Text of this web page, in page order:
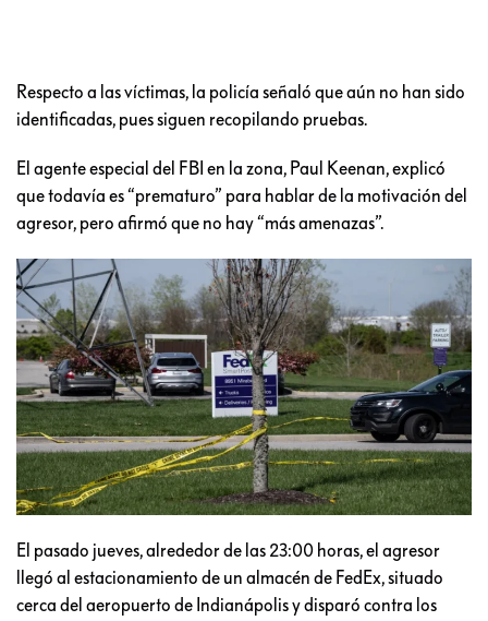
Respecto a las víctimas, la policía señaló que aún no han sido
identificadas, pues siguen recopilando pruebas.
El agente especial del FBI en la zona, Paul Keenan, explicó
que todavía es “prematuro” para hablar de la motivación del
agresor, pero afirmó que no hay “más amenazas”.
El pasado jueves, alrededor de las 23:00 horas, el agresor
llegó al estacionamiento de un almacén de FedEx, situado
cerca del aeropuerto de Indianápolis y disparó contra los